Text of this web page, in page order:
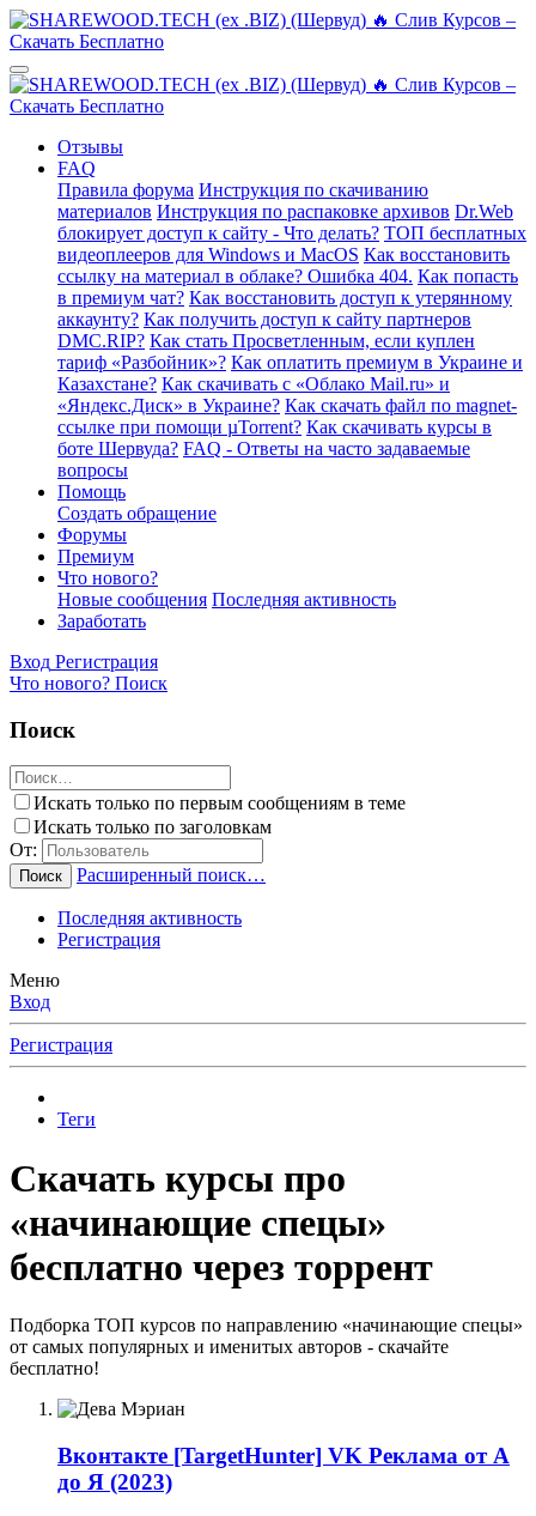
Отзывы
FAQ
Правила форума Инструкция по скачиванию
материалов Инструкция по распаковке архивов Dr.Web
блокирует доступ к сайту - Что делать? ТОП бесплатных
видеоплееров для Windows и MacOS Как восстановить
ссылку на материал в облаке? Ошибка 404. Как попасть
в премиум чат? Как восстановить доступ к утерянному
аккаунту? Как получить доступ к сайту партнеров
DMC.RIP? Как стать Просветленным, если куплен
тариф «Разбойник»? Как оплатить премиум в Украине и
Казахстане? Как скачивать с «Облако Mail.ru» и
«Яндекс.Диск» в Украине? Как скачать файл по magnet-
ссылке при помощи µTorrent? Как скачивать курсы в
боте Шервуда? FAQ - Ответы на часто задаваемые
вопросы
Помощь
Создать обращение
Форумы
Премиум
Что нового?
Новые сообщения Последняя активность
Заработать
Вход Регистрация
Что нового? Поиск
Поиск
Искать только по первым сообщениям в теме
Искать только по заголовкам
От:
Поиск Расширенный поиск…
Последняя активность
Регистрация
Меню
Вход
Регистрация
Теги
Скачать курсы про
«начинающие спецы»
бесплатно через торрент
Подборка ТОП курсов по направлению «начинающие спецы»
от самых популярных и именитых авторов - скачайте
бесплатно!
Вконтакте [TargetHunter] VK Реклама от А
до Я (2023)